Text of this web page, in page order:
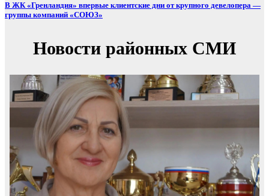
В ЖК «Гренландия» впервые клиентские дни от крупного девелопера —
группы компаний «СОЮЗ»